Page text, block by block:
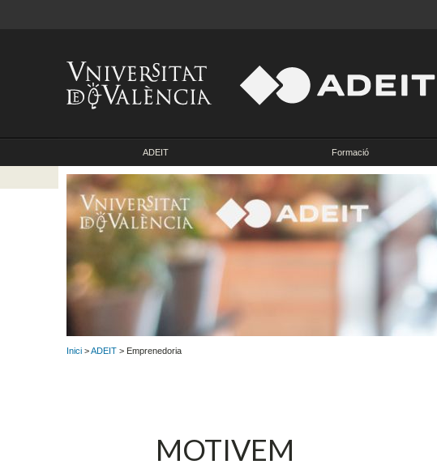
ADEIT Formació
Inici >ADEIT > Emprenedoria
MOTIVEM